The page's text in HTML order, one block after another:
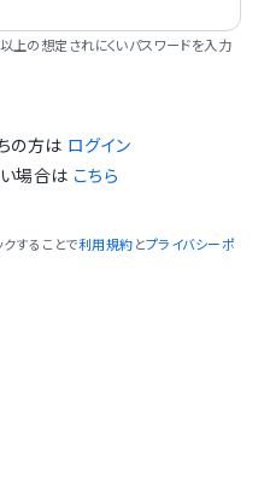
の想定されにくいパスワードを入力
の方は ログイン
場合は こちら
することで利用規約 とプライバシーポ